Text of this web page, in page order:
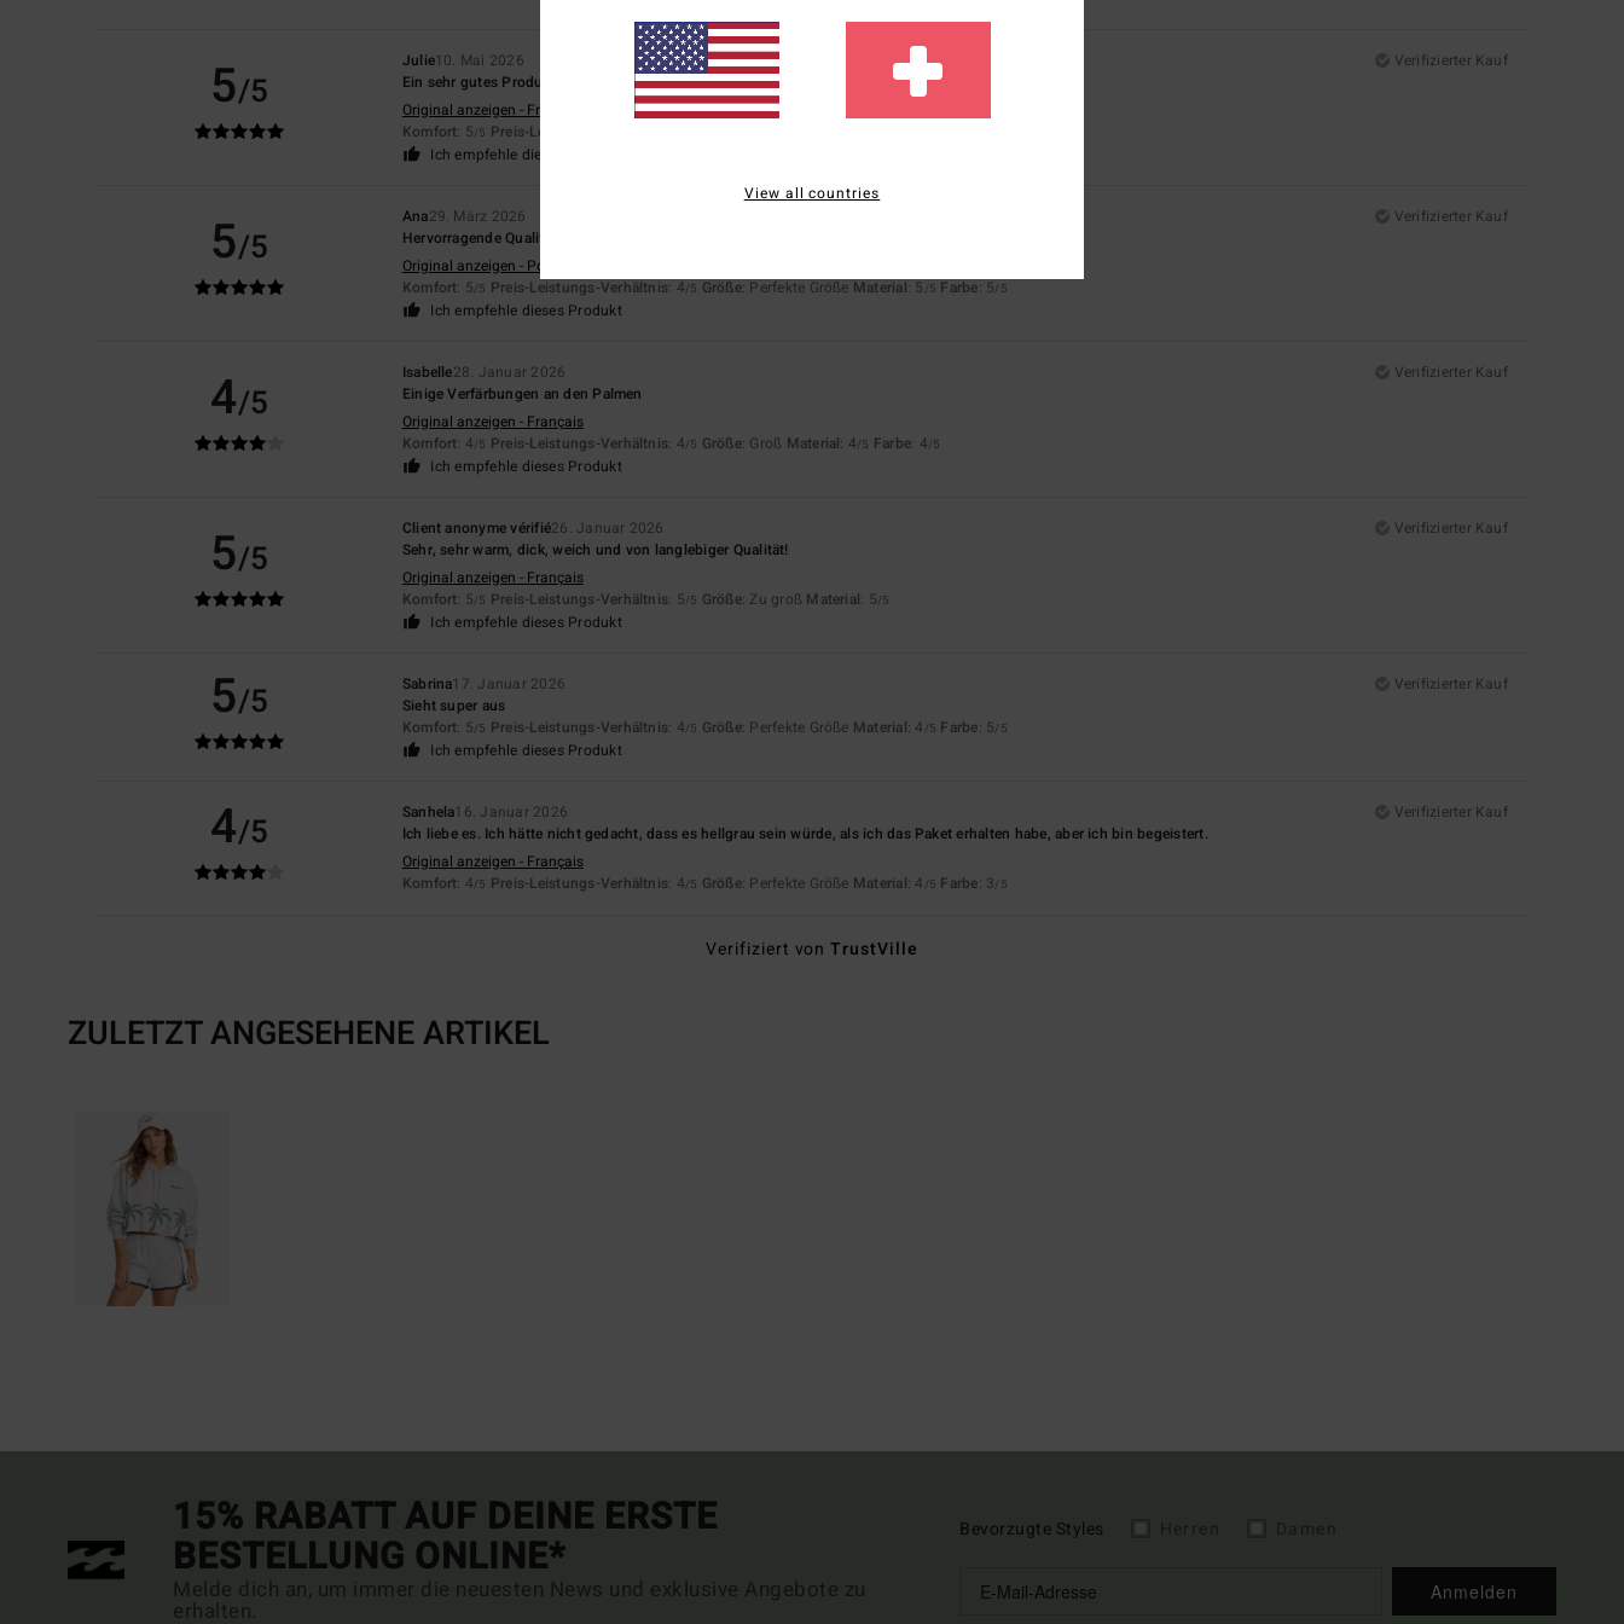
5/5
Julie10. Mai 2026
Verifizierter Kauf
Ein sehr gutes Produkt mit einem weichen und angenehmen Innenfutter!
Original anzeigen - Français
Komfort: 5/5 Preis-Leistungs-Verhältnis
Ich empfehle dieses Produkt
5/5
Ana29. März 2026
Verifizierter Kauf
Hervorragende Qualität
Original anzeigen - Português
Komfort: 5/5 Preis-Leistungs-Verhältnis: 4/5 Größe: Perfekte Größe Material: 5 /5 Farbe: 5/5
Ich empfehle dieses Produkt
4/5
Isabelle28. Januar 2026
Verifizierter Kauf
Einige Verfärbungen an den Palmen
Original anzeigen - Français
Komfort: 4/5 Preis-Leistungs-Verhältnis: 4/5 Größe: Groß Material: 4/5 Farbe: 4/5
Ich empfehle dieses Produkt
5/5
Client anonyme vérifié26. Januar 2026
Verifizierter Kauf
Sehr, sehr warm, dick, weich und von langlebiger Qualität!
Original anzeigen - Français
Komfort: 5/5 Preis-Leistungs-Verhältnis: 5/5 Größe: Zu groß Material: 5/5
Ich empfehle dieses Produkt
5/5 Sabrina17. Januar 2026
Verifizierter Kauf
Sieht super aus
Komfort: 5/5 Preis-Leistungs-Verhältnis: 4/5 Größe: Perfekte Größe Material: 4 /5 Farbe: 5/5
Ich empfehle dieses Produkt
4/5 Sanhela16. Januar 2026
Verifizierter Kauf
Ich liebe es. Ich hätte nicht gedacht, dass es hellgrau sein würde, als ich das Paket erhalten habe, aber ich bin begeistert.
Original anzeigen - Français
Komfort: 4/5 Preis-Leistungs-Verhältnis: 4/5 Größe: Perfekte Größe Material: 4 /5 Farbe: 3/5
Verifiziert vonTrustVille
ZULETZT ANGESEHENE ARTIKEL
15% RABATT AUF DEINE ERSTE
BESTELLUNG ONLINE*
Melde dich an, um immer die neuesten News und exklusive Angebote zu
erhalten.
Bevorzugte Styles
Anmelden
View all countries